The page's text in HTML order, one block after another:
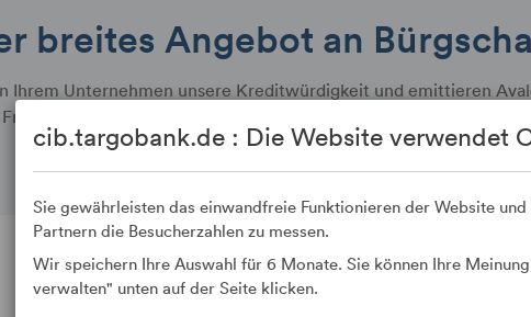
breites Angebot an
Ihrem Unternehmen unsere Kreditwürdigkeit und emittieren
Die häufigsten Avalarten sind:
cib.targobank.de : Die Website verwendet
Sie gewährleisten das einwandfreie Funktionieren der Website
Partnern die Besucherzahlen zu messen.
Wir speichern Ihre Auswahl für 6 Monate. Sie können Ihre
verwalten" unten auf der Seite klicken.